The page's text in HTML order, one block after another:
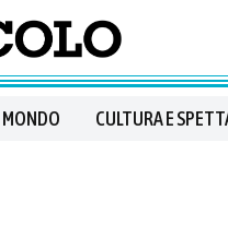
MONDO CULTURA E